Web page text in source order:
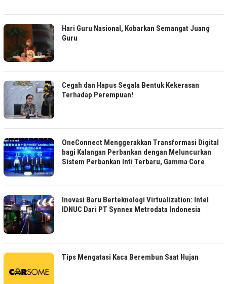
Hari Guru Nasional, Kobarkan Semangat Juang
Guru
Cegah dan Hapus Segala Bentuk Kekerasan
Terhadap Perempuan!
OneConnect Menggerakkan Transformasi Digital
bagi Kalangan Perbankan dengan Meluncurkan
Sistem Perbankan Inti Terbaru, Gamma Core
Inovasi Baru Berteknologi Virtualization: Intel
IDNUC Dari PT Synnex Metrodata Indonesia
Tips Mengatasi Kaca Berembun Saat Hujan